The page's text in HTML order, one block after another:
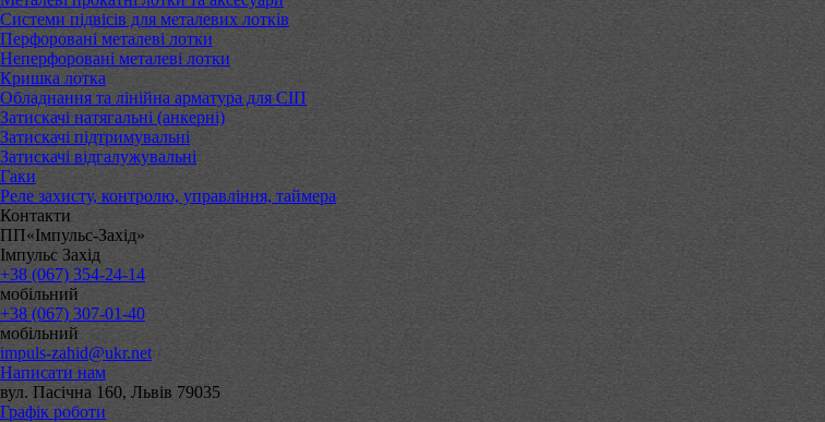
Системи підвісів для металевих лотків
Перфоровані металеві лотки
Неперфоровані металеві лотки
Кришка лотка
Обладнання та лінійна арматура для СІП
Затискачі натягальні (анкерні)
Затискачі підтримувальні
Затискачі відгалужувальні
Гаки
Реле захисту, контролю, управління, таймера
Контакти
ПП«Імпульс-Захід»
Імпульс Захід
+38 (067) 354-24-14
мобільний
+38 (067) 307-01-40
мобільний
impuls-zahid@ukr.net
Написати нам
вул. Пасічна 160, Львів 79035
Графік роботи